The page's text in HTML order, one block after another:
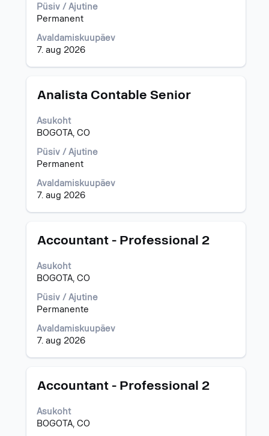
navigeerimiseks
tabeldusklahvi.
töö
täisteabe
Püsiv / Ajutine
Permanent
Avaldamiskuupäev
7. aug 2026
valige
tühikuklahviga.
Ametinimetus
Analista Contable Senior
Asukoht
BOGOTA, CO
Püsiv / Ajutine
Permanent
Avaldamiskuupäev
7. aug 2026
Töö
täieliku
sisu
kuvamiseks
valige
tühikuklahviga.
Ametinimetus
Accountant - Professional 2
Asukoht
BOGOTA, CO
Püsiv / Ajutine
Permanente
Avaldamiskuupäev
7. aug 2026
Töö
täieliku
sisu
kuvamiseks
valige
tühikuklahviga.
Ametinimetus
Accountant - Professional 2
Asukoht
BOGOTA, CO
Töö
täieliku
sisu
kuvamiseks